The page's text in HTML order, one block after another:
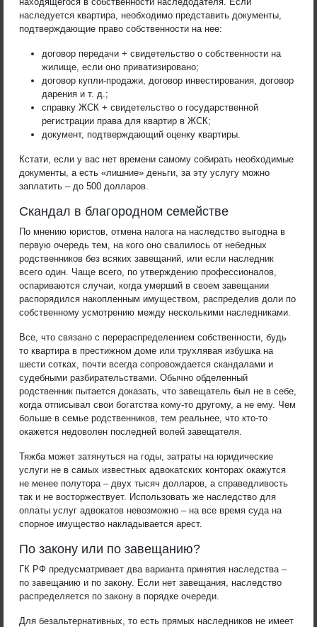
наследуется квартира, необходимо представить документы,
подтверждающие право собственности на нее:
договор передачи + свидетельство о собственности на
жилище, если оно приватизировано;
договор купли-продажи, договор инвестирования, договор
дарения и т. д.;
справку ЖСК + свидетельство о государственной
регистрации права для квартир в ЖСК;
документ, подтверждающий оценку квартиры.
Кстати, если у вас нет времени самому собирать необходимые
документы, а есть «лишние» деньги, за эту услугу можно
заплатить – до 500 долларов.
Скандал в благородном семействе
По мнению юристов, отмена налога на наследство выгодна в
первую очередь тем, на кого оно свалилось от небедных
родственников без всяких завещаний, или если наследник
всего один. Чаще всего, по утверждению профессионалов,
оспариваются случаи, когда умерший в своем завещании
распорядился накопленным имуществом, распределив доли по
собственному усмотрению между несколькими наследниками.
Все, что связано с перераспределением собственности, будь
то квартира в престижном доме или трухлявая избушка на
шести сотках, почти всегда сопровождается скандалами и
судебными разбирательствами. Обычно обделенный
родственник пытается доказать, что завещатель был не в себе,
когда отписывал свои богатства кому-то другому, а не ему. Чем
больше в семье родственников, тем реальнее, что кто-то
окажется недоволен последней волей завещателя.
Тяжба может затянуться на годы, затраты на юридические
услуги не в самых известных адвокатских конторах окажутся
не менее полутора – двух тысяч долларов, а справедливость
так и не восторжествует. Использовать же наследство для
оплаты услуг адвокатов невозможно – на все время суда на
спорное имущество накладывается арест.
По закону или по завещанию?
ГК РФ предусматривает два варианта принятия наследства –
по завещанию и по закону. Если нет завещания, наследство
распределяется по закону в порядке очереди.
Для безальтернативных, то есть прямых наследников не имеет